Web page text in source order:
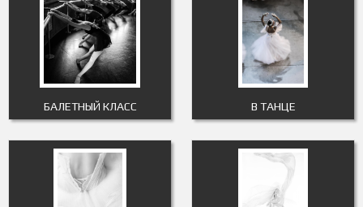
БАЛЕТНЫЙ КЛАСС В ТАНЦЕ